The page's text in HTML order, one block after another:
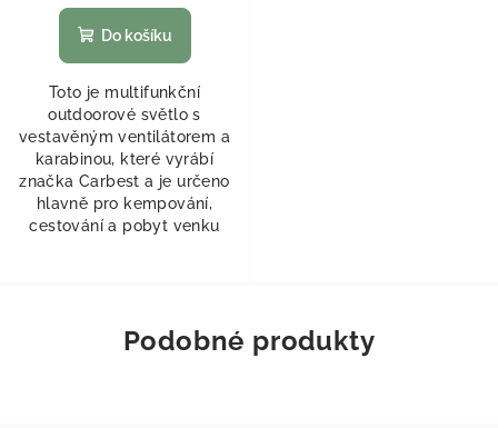
Do košíku
Toto je multifunkční
outdoorové světlo s
vestavěným ventilátorem a
karabinou, které vyrábí
značka Carbest a je určeno
hlavně pro kempování,
cestování a pobyt venku
Podobné produkty